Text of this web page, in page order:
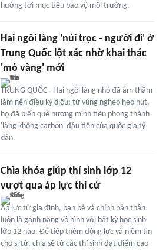
hướng tới mục tiêu bảo vệ môi trường.
Hai ngôi làng 'núi trọc - người đi' ở
Trung Quốc lột xác nhờ khai thác
'mỏ vàng' mới
TRUNG QUỐC - Hai ngôi làng nhỏ đã âm thầm
làm nên điều kỳ diệu: từ vùng nghèo heo hút,
họ đã biến quê hương mình tiên phong thành
'làng không carbon' đầu tiên của quốc gia tỷ
dân.
Chìa khóa giúp thí sinh lớp 12
vượt qua áp lực thi cử
Áp lực từ gia đình, bạn bè và chính bản thân
luôn là gánh nặng vô hình với bất kỳ học sinh
lớp 12 nào. Để tiếp thêm động lực và niềm tin
cho sĩ tử, chia sẻ từ các thí sinh đạt điểm cao